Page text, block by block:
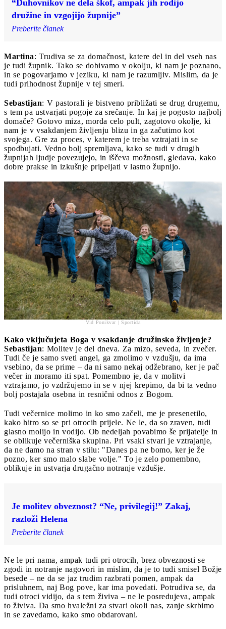
“Duhovnikov ne dela škof, ampak jih rodijo
družine in vzgojijo župnije”
Preberite članek
Martina: Trudiva se za domačnost, katere del in del vseh nas
je tudi župnik. Tako se dobivamo v okolju, ki nam je poznano,
in se pogovarjamo v jeziku, ki nam je razumljiv. Mislim, da je
tudi prihodnost župnije v tej smeri.
Sebastijan: V pastorali je bistveno približati se drug drugemu,
s tem pa ustvarjati pogoje za srečanje. In kaj je pogosto najbolj
domače? Gotovo miza, morda celo pult, zagotovo okolje, ki
nam je v vsakdanjem življenju blizu in ga začutimo kot
svojega. Gre za proces, v katerem je treba vztrajati in se
spodbujati. Vedno bolj spremljava, kako se tudi v drugih
župnijah ljudje povezujejo, in iščeva možnosti, gledava, kako
dobre prakse in izkušnje pripeljati v lastno župnijo.
Vid Ponikvar | Sportida
Kako vključujeta Boga v vsakdanje družinsko življenje?
Sebastijan: Molitev je del dneva. Za mizo, seveda, in zvečer.
Tudi če je samo sveti angel, ga zmolimo v vzdušju, da ima
vsebino, da se prime – da ni samo nekaj odžebrano, ker je pač
večer in moramo iti spat. Pomembno je, da v molitvi
vztrajamo, jo vzdržujemo in se v njej krepimo, da bi ta vedno
bolj postajala osebna in resnični odnos z Bogom.
Tudi večernice molimo in ko smo začeli, me je presenetilo,
kako hitro so se pri otrocih prijele. Ne le, da so zraven, tudi
glasno molijo in vodijo. Ob nedeljah povabimo še prijatelje in
se oblikuje večerniška skupina. Pri vsaki stvari je vztrajanje,
da ne damo na stran v stilu: "Danes pa ne bomo, ker je že
pozno, ker smo malo slabe volje." To je zelo pomembno,
oblikuje in ustvarja drugačno notranje vzdušje.
Je molitev obveznost? “Ne, privilegij!” Zakaj,
razloži Helena
Preberite članek
Ne le pri nama, ampak tudi pri otrocih, brez obveznosti se
zgodi in notranje nagovori in mislim, da je to tudi smisel Božje
besede – ne da se jaz trudim razbrati pomen, ampak da
prisluhnem, naj Bog pove, kar ima povedati. Potrudiva se, da
tudi otroci vidijo, da s tem živiva – ne le posredujeva, ampak
to živiva. Da smo hvaležni za stvari okoli nas, zanje skrbimo
in se zavedamo, kako smo obdarovani.